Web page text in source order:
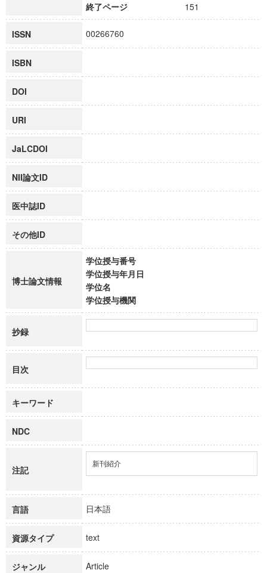
終了ページ
151
ISSN 00266760
ISBN
DOI
URI
JaLCDOI
NII論文ID
医中誌ID
その他ID
博士論文情報
学位授与番号
学位授与年月日
学位名
学位授与機関
抄録
目次
キーワード
NDC
注記
新刊紹介
言語 日本語
資源タイプ text
ジャンル Article